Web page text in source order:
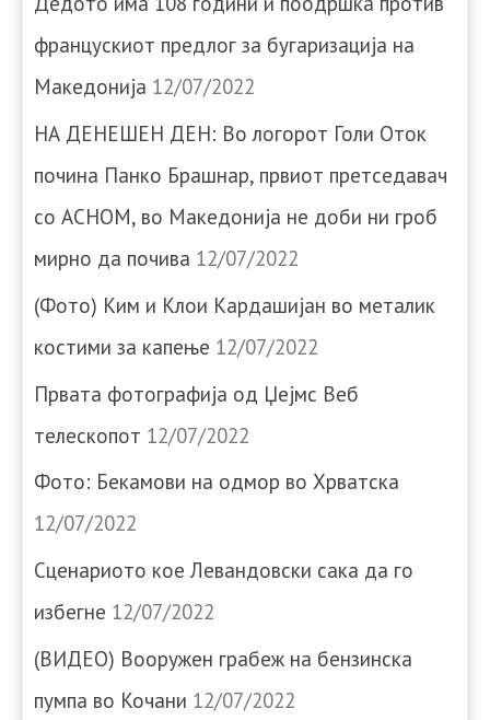
францускиот предлог за бугаризација на
Македонија 12/07/2022
НА ДЕНЕШЕН ДЕН: Во логорот Голи Оток
почина Панко Брашнар, првиот претседавач
со АСНОМ, во Македонија не доби ни гроб
мирно да почива 12/07/2022
(Фото) Ким и Клои Кардашијан во металик
костими за капење 12/07/2022
Првата фотографија од Џејмс Веб
телескопот 12/07/2022
Фото: Бекамови на одмор во Хрватска
12/07/2022
Сценариото кое Левандовски сака да го
избегне 12/07/2022
(ВИДЕО) Вооружен грабеж на бензинска
пумпа во Кочани 12/07/2022